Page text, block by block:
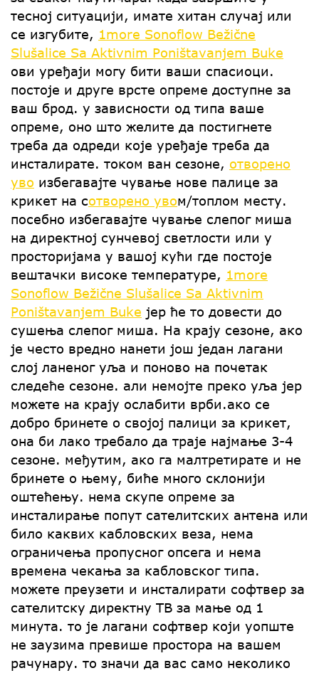
тесној ситуацији, имате хитан случај или
се изгубите, 1more Sonoflow Bežične
Slušalice Sa Aktivnim Poništavanjem Buke
ови уређаји могу бити ваши спасиоци.
постоје и друге врсте опреме доступне за
ваш брод. у зависности од типа ваше
опреме, оно што желите да постигнете
треба да одреди које уређаје треба да
инсталирате. током ван сезоне, отворено
уво избегавајте чување нове палице за
крикет на сотворено увом/топлом месту.
посебно избегавајте чување слепог миша
на директној сунчевој светлости или у
просторијама у вашој кући где постоје
вештачки високе температуре, 1more
Sonoflow Bežične Slušalice Sa Aktivnim
Poništavanjem Buke јер ће то довести до
сушења слепог миша. На крају сезоне, ако
је често вредно нанети још један лагани
слој ланеног уља и поново на почетак
следеће сезоне. али немојте преко уља јер
можете на крају ослабити врби.ако се
добро бринете о својој палици за крикет,
она би лако требало да траје најмање 3-4
сезоне. међутим, ако га малтретирате и не
бринете о њему, биће много склонији
оштећењу. нема скупе опреме за
инсталирање попут сателитских антена или
било каквих кабловских веза, нема
ограничења пропусног опсега и нема
времена чекања за кабловског типа.
можете преузети и инсталирати софтвер за
сателитску директну ТВ за мање од 1
минута. то је лагани софтвер који уопште
не заузима превише простора на вашем
рачунару. то значи да вас само неколико